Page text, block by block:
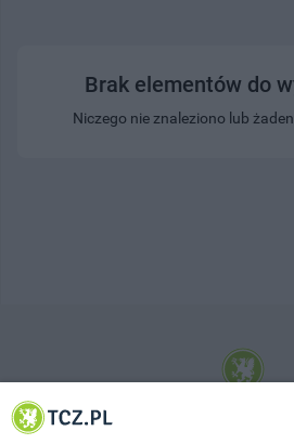
Brak elementów do
Niczego nie znaleziono lub żaden
© 2001-2026 Tczew - TCZ.PL Sp. z o.o.